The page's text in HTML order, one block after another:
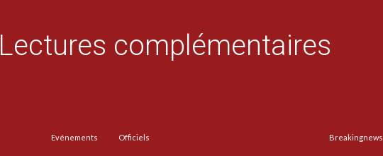
Lectures complémentaires
Evénements Officiels Breakingnews